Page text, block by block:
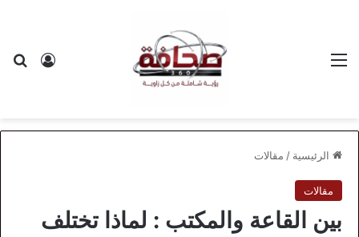
الرئيسية / مقالات
مقالات
بين القاعة والمكتب : لماذا تختلف